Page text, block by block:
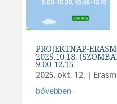
PROJEKTNAP-
2025.10.18.
9.00-12.15
2025. okt. 12. |
bővebben